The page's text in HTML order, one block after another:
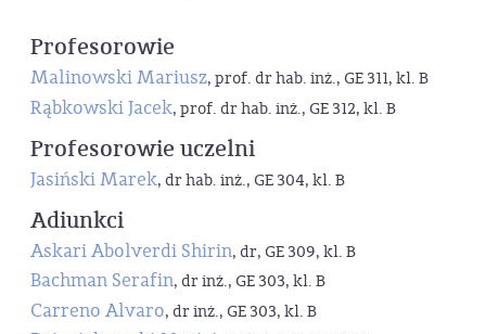
Profesorowie
Malinowski Mariusz, prof. dr hab. inż., GE 311, kl. B
Rąbkowski Jacek, prof. dr hab. inż., GE 312, kl. B
Profesorowie uczelni
Jasiński Marek, dr hab. inż., GE 304, kl. B
Adiunkci
Askari Abolverdi Shirin, dr, GE 309, kl. B
Bachman Serafin, dr inż., GE 303, kl. B
Carreno Alvaro, dr inż., GE 303, kl. B